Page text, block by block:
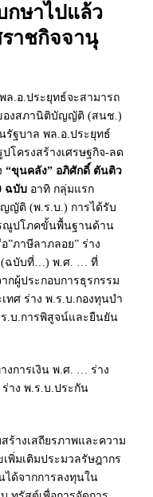
กษาไปแล้ว
าชกิจจานุ
ล.อ.ประยุทธ์จะสามารถ
องสภานิติบัญญัติ (สนช.)
รัฐบาล พล.อ.ประยุทธ์
โครงสร้างเศรษฐกิจ-ลด
“ขุนคลัง” อภิศักดิ์ ตันติว
ฉบับ อาทิ กลุ่มแรก
ญัติ (พ.ร.บ.) การได้รับ
ณูปโภคขั้นพื้นฐานด้าน
ภาษีลาภลอย” ร่าง
(ฉบับที่…) พ.ศ. … ที่
กผู้ประกอบการธุรกรรม
เทศ ร่าง พ.ร.บ.กองทุนบํา
.บ.การพิสูจน์และยืนยัน
งการเงิน พ.ศ. … ร่าง
าง พ.ร.บ.ประกัน
ร้างเสถียรภาพและความ
พิ่มเติมประมวลรัษฎากร
ด้จากการลงทุนใน